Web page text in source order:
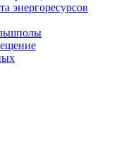
энергоресурсов